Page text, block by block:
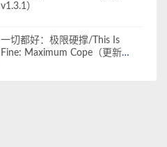
v1.3.1）
一切都好：极限硬撑/This Is
Fine: Maximum Cope（更新